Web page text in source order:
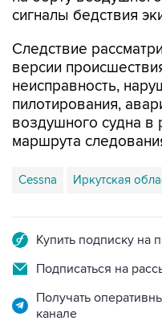
сигналы бедствия
Следствие
версии
неисправность,
пилотирования,
воздушного судна в
маршрута
Cessna Иркутская
Купить подписку на
Подписаться на
Получать
канале